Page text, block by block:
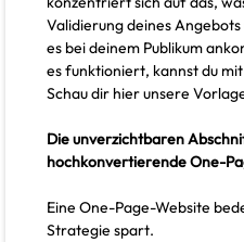
Validierung deines
es bei deinem Publikum
es funktioniert, kannst du
Schau dir hier unsere
Die unverzichtbaren
hochkonvertierende One-
Eine One-Page-Website
Strategie spart.